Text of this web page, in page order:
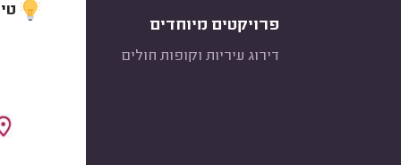
פרויקטים מיוחדים
דירוג עיריות וקופות חולים